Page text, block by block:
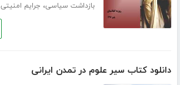
بازداشت سیاسی، جرایم امنیتی
دانلود کتاب سیر علوم در تمدن ایرانی